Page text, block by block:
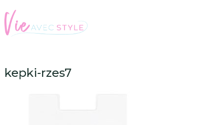
kepki-rzes7